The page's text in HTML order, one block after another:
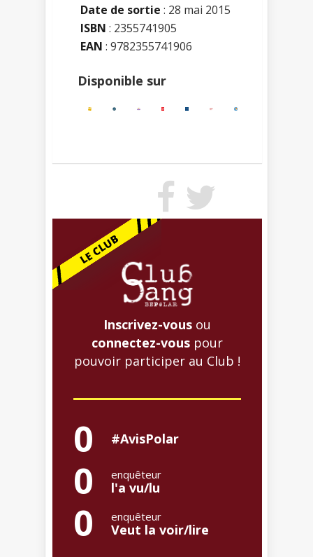
Date de sortie : 28 mai 2015
ISBN : 2355741905
EAN : 9782355741906
Disponible sur
Inscrivez-vous ou
connectez-vous pour
pouvoir participer au Club !
0 #AvisPolar
0 enquêteur
l'a vu/lu
0 enquêteur
Veut la voir/lire